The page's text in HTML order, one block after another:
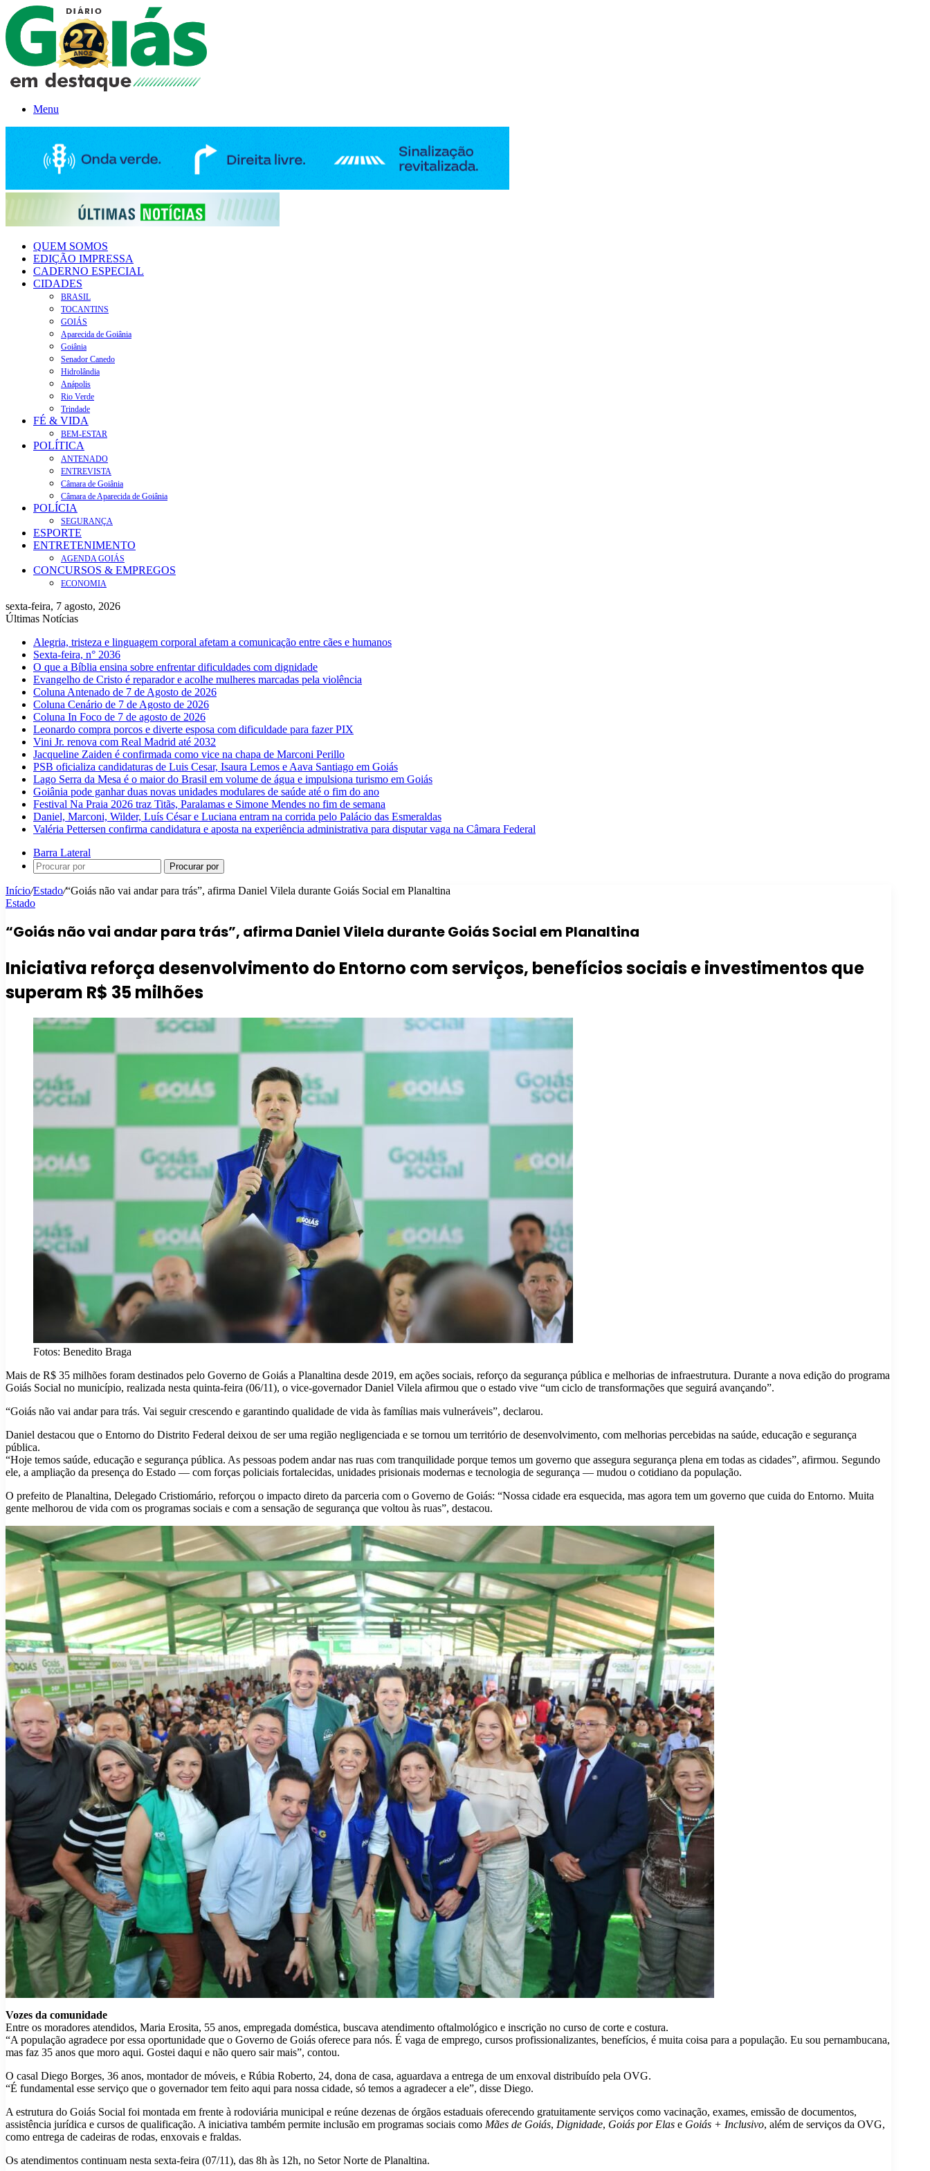
Menu
QUEM SOMOS
EDIÇÃO IMPRESSA
CADERNO ESPECIAL
CIDADES
BRASIL
TOCANTINS
GOIÁS
Aparecida de Goiânia
Goiânia
Senador Canedo
Hidrolândia
Anápolis
Rio Verde
Trindade
FÉ & VIDA
BEM-ESTAR
POLÍTICA
ANTENADO
ENTREVISTA
Câmara de Goiânia
Câmara de Aparecida de Goiânia
POLÍCIA
SEGURANÇA
ESPORTE
ENTRETENIMENTO
AGENDA GOIÁS
CONCURSOS & EMPREGOS
ECONOMIA
sexta-feira, 7 agosto, 2026
Últimas Notícias
Alegria, tristeza e linguagem corporal afetam a comunicação entre cães e humanos
Sexta-feira, n° 2036
O que a Bíblia ensina sobre enfrentar dificuldades com dignidade
Evangelho de Cristo é reparador e acolhe mulheres marcadas pela violência
Coluna Antenado de 7 de Agosto de 2026
Coluna Cenário de 7 de Agosto de 2026
Coluna In Foco de 7 de agosto de 2026
Leonardo compra porcos e diverte esposa com dificuldade para fazer PIX
Vini Jr. renova com Real Madrid até 2032
Jacqueline Zaiden é confirmada como vice na chapa de Marconi Perillo
PSB oficializa candidaturas de Luis Cesar, Isaura Lemos e Aava Santiago em Goiás
Lago Serra da Mesa é o maior do Brasil em volume de água e impulsiona turismo em Goiás
Goiânia pode ganhar duas novas unidades modulares de saúde até o fim do ano
Festival Na Praia 2026 traz Titãs, Paralamas e Simone Mendes no fim de semana
Daniel, Marconi, Wilder, Luís César e Luciana entram na corrida pelo Palácio das Esmeraldas
Valéria Pettersen confirma candidatura e aposta na experiência administrativa para disputar vaga na Câmara Federal
Barra Lateral
Procurar por
Início/Estado/“Goiás não vai andar para trás”, afirma Daniel Vilela durante Goiás Social em Planaltina
Estado
“Goiás não vai andar para trás”, afirma Daniel Vilela durante Goiás Social em Planaltina
Iniciativa reforça desenvolvimento do Entorno com serviços, benefícios sociais e investimentos que
superam R$ 35 milhões
Fotos: Benedito Braga
Mais de R$ 35 milhões foram destinados pelo Governo de Goiás a Planaltina desde 2019, em ações sociais, reforço da segurança pública e melhorias de infraestrutura. Durante a nova edição do programa
Goiás Social no município, realizada nesta quinta-feira (06/11), o vice-governador Daniel Vilela afirmou que o estado vive “um ciclo de transformações que seguirá avançando”.
“Goiás não vai andar para trás. Vai seguir crescendo e garantindo qualidade de vida às famílias mais vulneráveis”, declarou.
Daniel destacou que o Entorno do Distrito Federal deixou de ser uma região negligenciada e se tornou um território de desenvolvimento, com melhorias percebidas na saúde, educação e segurança
pública.
“Hoje temos saúde, educação e segurança pública. As pessoas podem andar nas ruas com tranquilidade porque temos um governo que assegura segurança plena em todas as cidades”, afirmou. Segundo
ele, a ampliação da presença do Estado — com forças policiais fortalecidas, unidades prisionais modernas e tecnologia de segurança — mudou o cotidiano da população.
O prefeito de Planaltina, Delegado Cristiomário, reforçou o impacto direto da parceria com o Governo de Goiás: “Nossa cidade era esquecida, mas agora tem um governo que cuida do Entorno. Muita
gente melhorou de vida com os programas sociais e com a sensação de segurança que voltou às ruas”, destacou.
Vozes da comunidade
Entre os moradores atendidos, Maria Erosita, 55 anos, empregada doméstica, buscava atendimento oftalmológico e inscrição no curso de corte e costura.
“A população agradece por essa oportunidade que o Governo de Goiás oferece para nós. É vaga de emprego, cursos profissionalizantes, benefícios, é muita coisa para a população. Eu sou pernambucana,
mas faz 35 anos que moro aqui. Gostei daqui e não quero sair mais”, contou.
O casal Diego Borges, 36 anos, montador de móveis, e Rúbia Roberto, 24, dona de casa, aguardava a entrega de um enxoval distribuído pela OVG.
“É fundamental esse serviço que o governador tem feito aqui para nossa cidade, só temos a agradecer a ele”, disse Diego.
A estrutura do Goiás Social foi montada em frente à rodoviária municipal e reúne dezenas de órgãos estaduais oferecendo gratuitamente serviços como vacinação, exames, emissão de documentos,
assistência jurídica e cursos de qualificação. A iniciativa também permite inclusão em programas sociais como Mães de Goiás, Dignidade, Goiás por Elas e Goiás + Inclusivo, além de serviços da OVG,
como entrega de cadeiras de rodas, enxovais e fraldas.
Os atendimentos continuam nesta sexta-feira (07/11), das 8h às 12h, no Setor Norte de Planaltina.